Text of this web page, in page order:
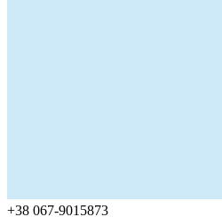
+38 067-9015873